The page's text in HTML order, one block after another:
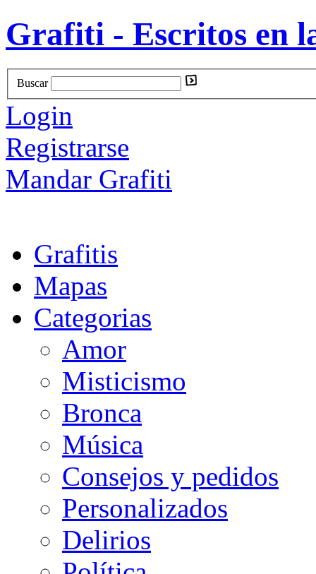
Grafiti - Escritos en
Buscar
Login
Registrarse
Mandar Grafiti
Grafitis
Mapas
Categorias
Amor
Misticismo
Bronca
Música
Consejos y pedidos
Personalizados
Delirios